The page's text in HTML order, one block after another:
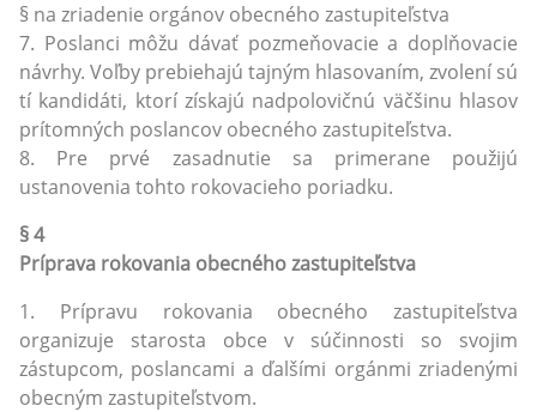
§ na zriadenie orgánov obecného zastupiteľstva
7. Poslanci môžu dávať pozmeňovacie a doplňovacie
návrhy. Voľby prebiehajú tajným hlasovaním, zvolení sú
tí kandidáti, ktorí získajú nadpolovičnú väčšinu hlasov
prítomných poslancov obecného zastupiteľstva.
8. Pre prvé zasadnutie sa primerane použijú
ustanovenia tohto rokovacieho poriadku.
§ 4
Príprava rokovania obecného zastupiteľstva
1. Prípravu rokovania obecného zastupiteľstva
organizuje starosta obce v súčinnosti so svojim
zástupcom, poslancami a ďalšími orgánmi zriadenými
obecným zastupiteľstvom.